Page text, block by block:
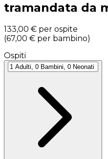
tramandata da
133,00 € per ospite
(67,00 € per bambino)
Ospiti